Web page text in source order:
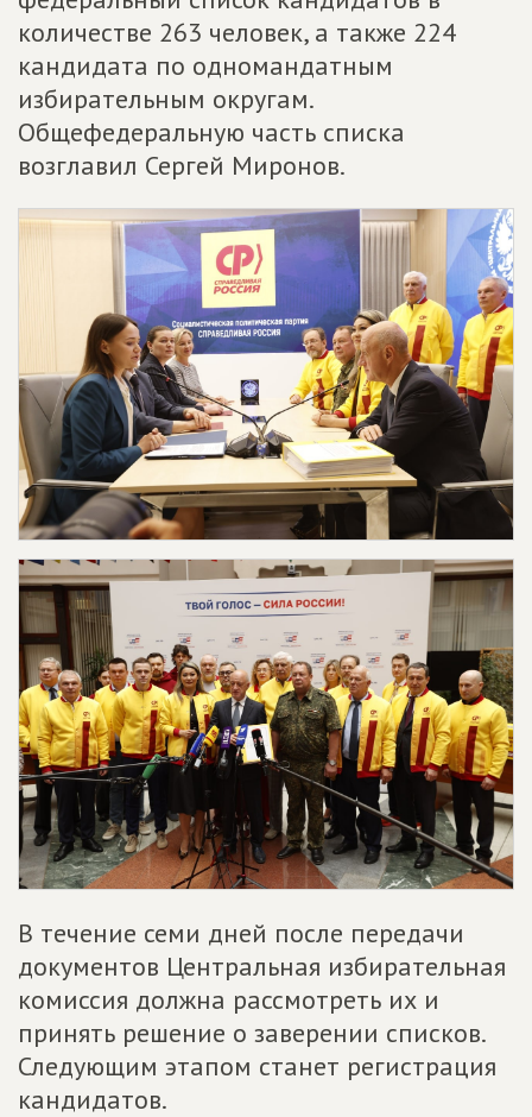
количестве 263 человек, а также 224
кандидата по одномандатным
избирательным округам.
Общефедеральную часть списка
возглавил Сергей Миронов.
В течение семи дней после передачи
документов Центральная избирательная
комиссия должна рассмотреть их и
принять решение о заверении списков.
Следующим этапом станет регистрация
кандидатов.